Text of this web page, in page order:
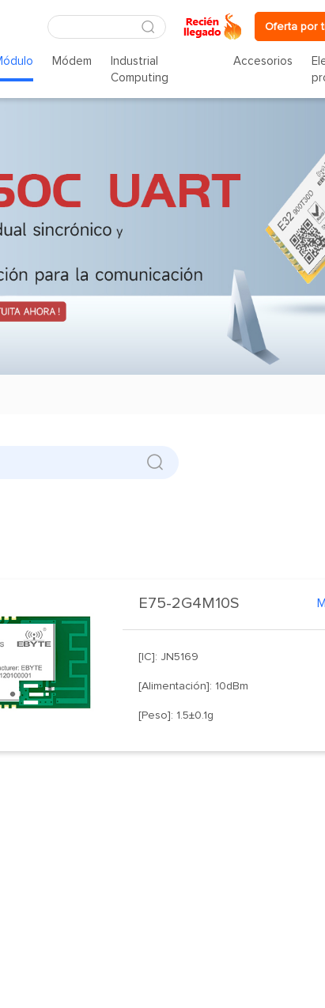
Oferta por
Módem
Industrial
Computing
Accesorios
E75-2G4M10S
[IC]: JN5169
[Alimentación]: 10dBm
[Peso]: 1.5±0.1g